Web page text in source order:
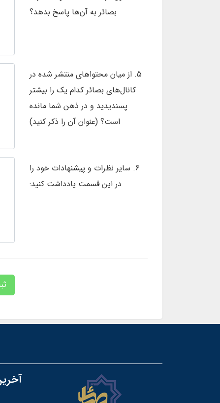
بصائر به آن‌ها پاسخ بدهد؟
5. از میان محتواهای منتشر شده در
کانال‌های بصائر کدام یک را بیشتر
پسندیدید و در ذهن شما مانده
است؟ (عنوان آن را ذکر کنید)
6. سایر نظرات و پیشنهادات خود را
در این قسمت یادداشت کنید: